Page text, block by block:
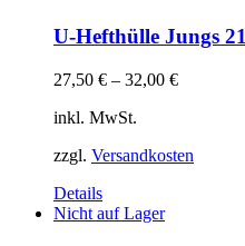
U-Hefthülle Jungs 21
27,50 € – 32,00 €
inkl. MwSt.
zzgl. Versandkosten
Details
Nicht auf Lager